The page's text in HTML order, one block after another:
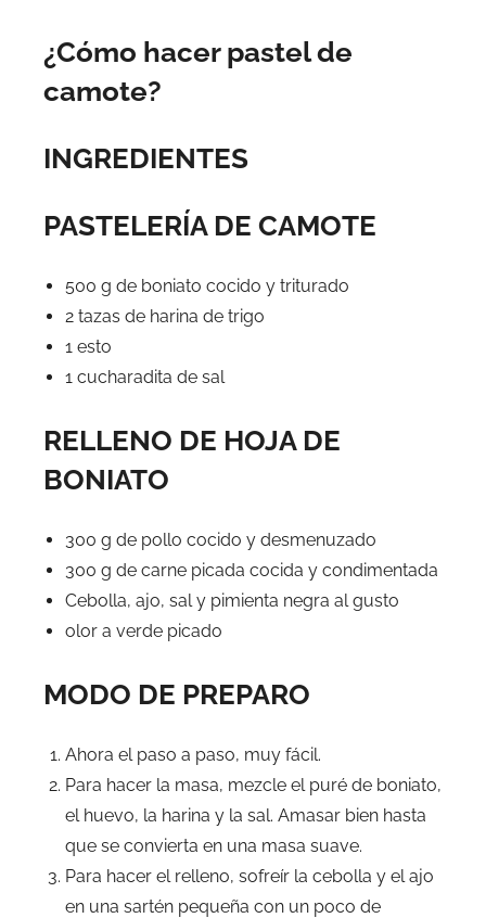
¿Cómo hacer pastel de
camote?
INGREDIENTES
PASTELERÍA DE CAMOTE
500 g de boniato cocido y triturado
2 tazas de harina de trigo
1 esto
1 cucharadita de sal
RELLENO DE HOJA DE
BONIATO
300 g de pollo cocido y desmenuzado
300 g de carne picada cocida y condimentada
Cebolla, ajo, sal y pimienta negra al gusto
olor a verde picado
MODO DE PREPARO
Ahora el paso a paso, muy fácil.
Para hacer la masa, mezcle el puré de boniato,
el huevo, la harina y la sal. Amasar bien hasta
que se convierta en una masa suave.
Para hacer el relleno, sofreír la cebolla y el ajo
en una sartén pequeña con un poco de